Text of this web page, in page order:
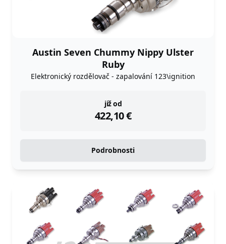
Austin Seven Chummy Nippy Ulster
Ruby
Elektronický rozdělovač - zapalování 123\ignition
již od
422,10€
instock
Podrobnosti